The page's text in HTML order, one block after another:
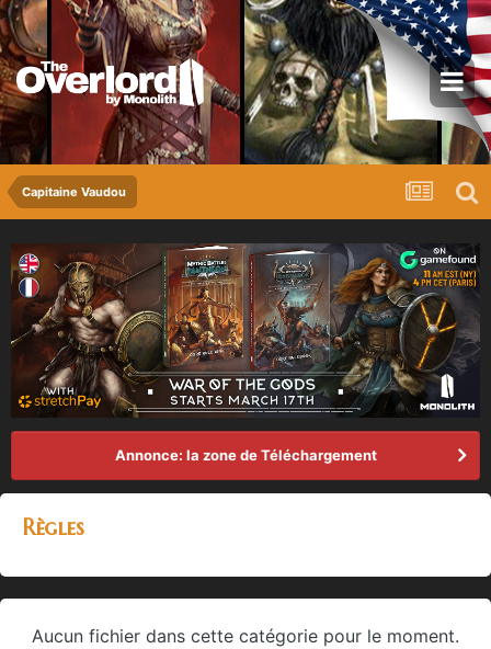
Capitaine Vaudou
Annonce: la zone de Téléchargement
Règles
Aucun fichier dans cette catégorie pour le moment.